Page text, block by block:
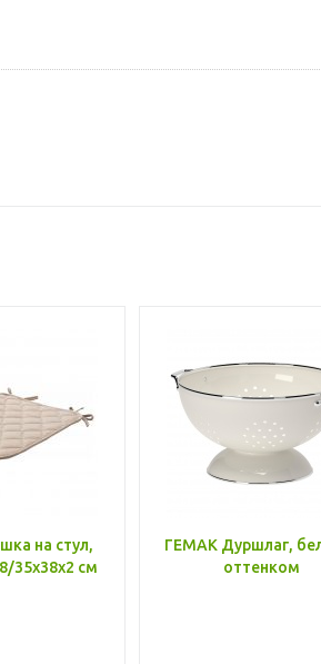
на стул,
35x38x2 см
ГЕМАК Дуршлаг,
оттенком